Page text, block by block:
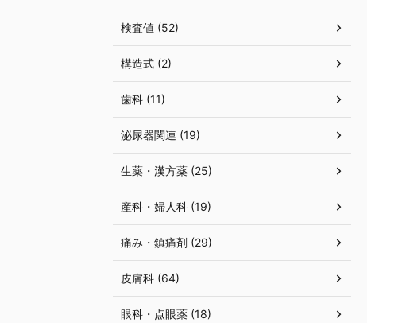
検査値 (52)
構造式 (2)
歯科 (11)
泌尿器関連 (19)
生薬・漢方薬 (25)
産科・婦人科 (19)
痛み・鎮痛剤 (29)
皮膚科 (64)
眼科・点眼薬 (18)